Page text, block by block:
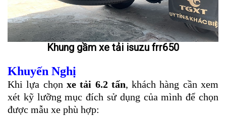
Khung gầm xe tải isuzu frr650
Khuyến Nghị
Khi lựa chọn xe tải 6.2 tấn, khách hàng cần xem
xét kỹ lưỡng mục đích sử dụng của mình để chọn
được mẫu xe phù hợp: